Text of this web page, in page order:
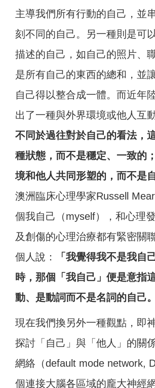
主導我們所有行動的自己，並
刻不同的自己。另一種則是可
描述的自己，如自己的照片、
是所有自己的東西的總和，並
自己得以整合成一體。而近年
出了一種與外界環境或他人互
不同於過往對於自己的看法，
種狀態，而不是穩定、一致的
境和他人共同形塑的，而不是
澳洲臨床心理學家Russell
個我自己（myself），和心理
及創傷的心理治療都有緊密關
個人說：
「我覺得我不是我自
時，那個「我自己」便是意指
動、是動詞而不是名詞的自己。
現在我們換另外一種觀點，即
探討「自己」與「他人」的關
網絡（default mode network,
個連接大腦各區域的龐大神經